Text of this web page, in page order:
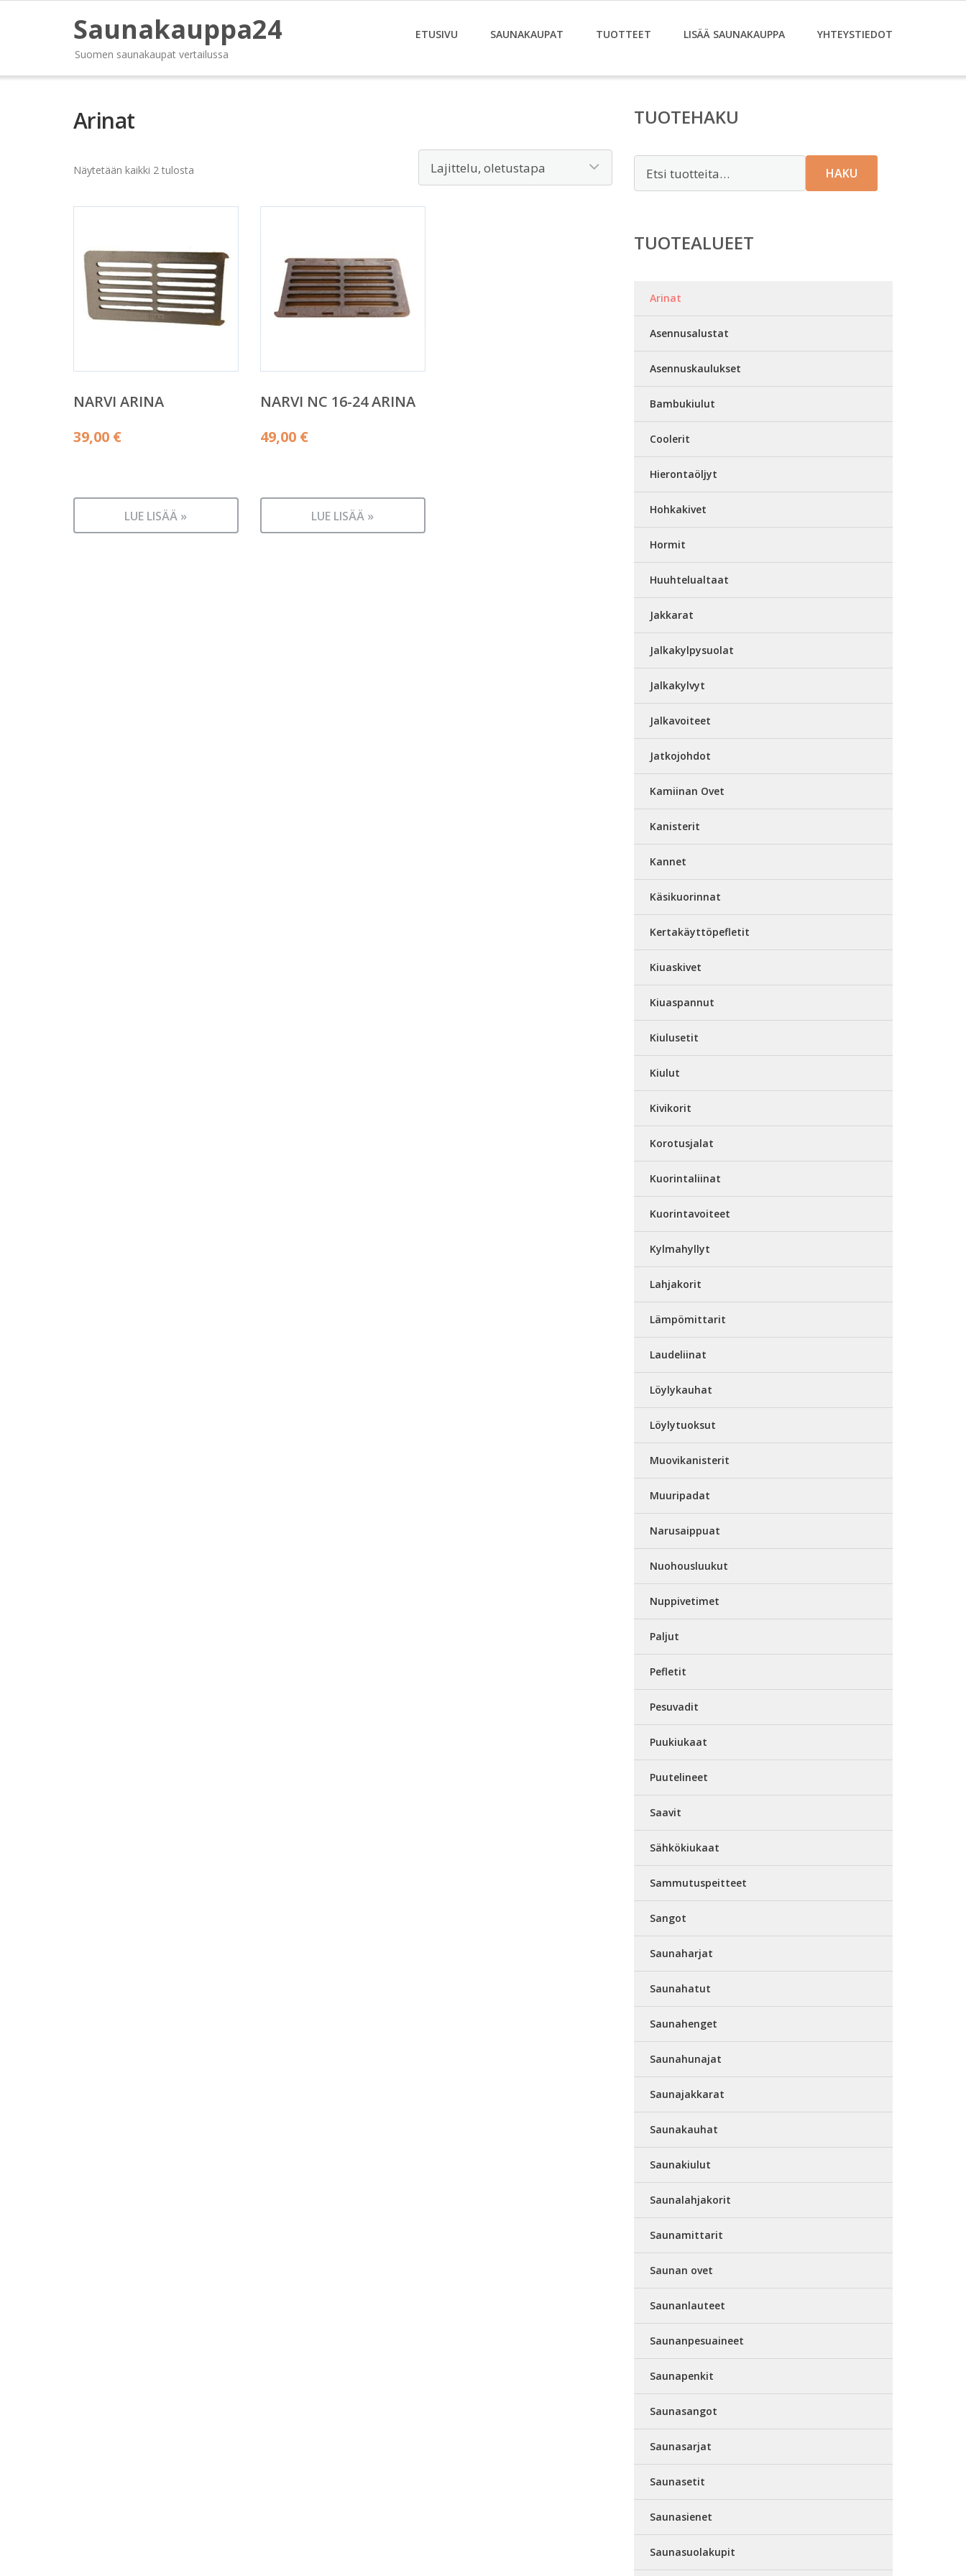
Saunakauppa24
Suomen saunakaupat vertailussa
ETUSIVU SAUNAKAUPAT TUOTTEET LISÄÄ SAUNAKAUPPA YHTEYSTIEDOT
Arinat
Näytetään kaikki 2 tulosta
NARVI ARINA
39,00 €
LUE LISÄÄ »
NARVI NC 16-24 ARINA
49,00 €
LUE LISÄÄ »
TUOTEHAKU
HAKU
TUOTEALUEET
Arinat
Asennusalustat
Asennuskaulukset
Bambukiulut
Coolerit
Hierontaöljyt
Hohkakivet
Hormit
Huuhtelualtaat
Jakkarat
Jalkakylpysuolat
Jalkakylvyt
Jalkavoiteet
Jatkojohdot
Kamiinan Ovet
Kanisterit
Kannet
Käsikuorinnat
Kertakäyttöpefletit
Kiuaskivet
Kiuaspannut
Kiulusetit
Kiulut
Kivikorit
Korotusjalat
Kuorintaliinat
Kuorintavoiteet
Kylmahyllyt
Lahjakorit
Lämpömittarit
Laudeliinat
Löylykauhat
Löylytuoksut
Muovikanisterit
Muuripadat
Narusaippuat
Nuohousluukut
Nuppivetimet
Paljut
Pefletit
Pesuvadit
Puukiukaat
Puutelineet
Saavit
Sähkökiukaat
Sammutuspeitteet
Sangot
Saunaharjat
Saunahatut
Saunahenget
Saunahunajat
Saunajakkarat
Saunakauhat
Saunakiulut
Saunalahjakorit
Saunamittarit
Saunan ovet
Saunanlauteet
Saunanpesuaineet
Saunapenkit
Saunasangot
Saunasarjat
Saunasetit
Saunasienet
Saunasuolakupit